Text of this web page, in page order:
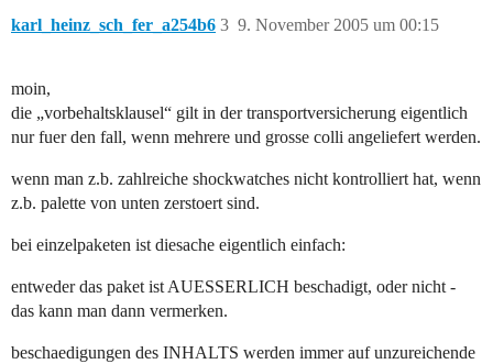
karl_heinz_sch_fer_a254b6 9. November 2005 um 00:15
3
moin,
die „vorbehaltsklausel“ gilt in der transportversicherung eigentlich
nur fuer den fall, wenn mehrere und grosse colli angeliefert werden.
wenn man z.b. zahlreiche shockwatches nicht kontrolliert hat, wenn
z.b. palette von unten zerstoert sind.
bei einzelpaketen ist diesache eigentlich einfach:
entweder das paket ist AUESSERLICH beschadigt, oder nicht -
das kann man dann vermerken.
beschaedigungen des INHALTS werden immer auf unzureichende